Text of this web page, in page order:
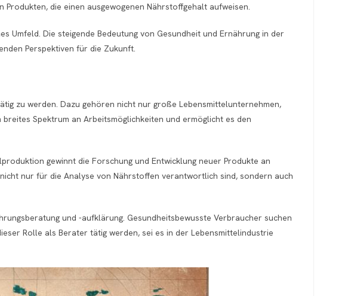
die einen ausgewogenen Nährstoffgehalt aufweisen.
Umfeld. Die steigende Bedeutung von Gesundheit und Ernährung in der
Perspektiven für die Zukunft.
zu werden. Dazu gehören nicht nur große Lebensmittelunternehmen,
Spektrum an Arbeitsmöglichkeiten und ermöglicht es den
gewinnt die Forschung und Entwicklung neuer Produkte an
nur für die Analyse von Nährstoffen verantwortlich sind, sondern auch
und -aufklärung. Gesundheitsbewusste Verbraucher suchen
Rolle als Berater tätig werden, sei es in der Lebensmittelindustrie